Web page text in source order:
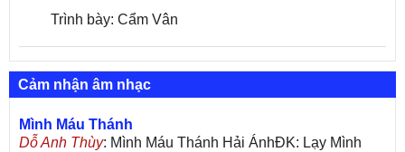
Trình bày: Cẩm Vân
Cảm nhận âm nhạc
Mình Máu Thánh
Dỗ Anh Thùy: Mình Máu Thánh Hải ÁnhĐK: Lạy Mình